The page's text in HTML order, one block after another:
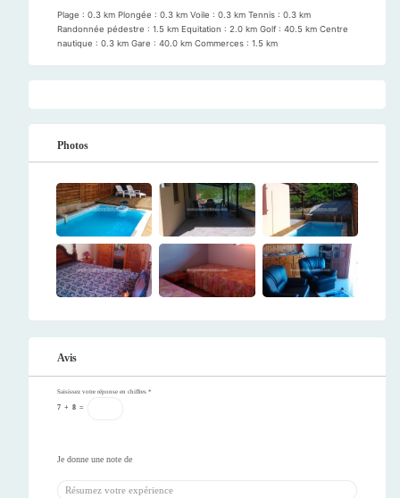
Plage : 0.3 km Plongée : 0.3 km Voile : 0.3 km Tennis : 0.3 km
Randonnée pédestre : 1.5 km Equitation : 2.0 km Golf : 40.5 km Centre
nautique : 0.3 km Gare : 40.0 km Commerces : 1.5 km
Photos
Avis
Saisissez votre réponse en chiffres *
7 + 8 =